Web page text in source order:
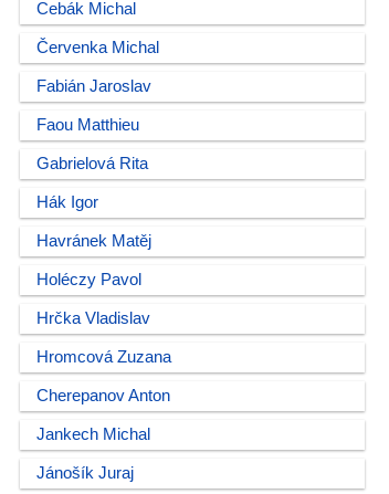
Cebák Michal
Červenka Michal
Fabián Jaroslav
Faou Matthieu
Gabrielová Rita
Hák Igor
Havránek Matěj
Holéczy Pavol
Hrčka Vladislav
Hromcová Zuzana
Cherepanov Anton
Jankech Michal
Jánošík Juraj